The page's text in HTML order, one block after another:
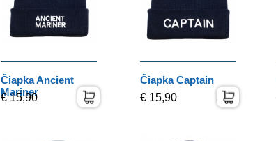
Čiapka Ancient
Mariner
€ 15,90
Čiapka Captain
€ 15,90